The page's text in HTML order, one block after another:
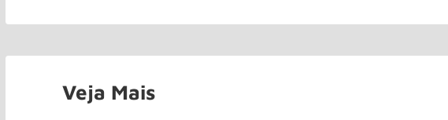
Veja Mais